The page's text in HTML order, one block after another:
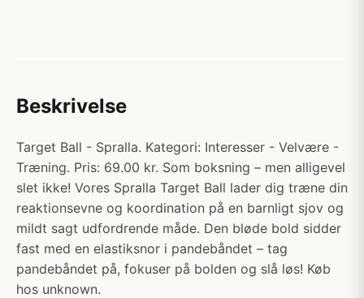
Beskrivelse
Target Ball - Spralla. Kategori: Interesser - Velvære -
Træning. Pris: 69.00 kr. Som boksning – men alligevel
slet ikke! Vores Spralla Target Ball lader dig træne din
reaktionsevne og koordination på en barnligt sjov og
mildt sagt udfordrende måde. Den bløde bold sidder
fast med en elastiksnor i pandebåndet – tag
pandebåndet på, fokuser på bolden og slå løs! Køb
hos unknown.